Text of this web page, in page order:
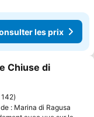
les prix
favoris
Chiuse di
142
: Marina di Ragusa